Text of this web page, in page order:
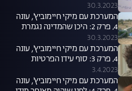
30.3.2023
המערכת עם מיקי חיימוביץ', עונה
4, פרק 2: היכן שהמדינה נגמרת
30.3.2023
המערכת עם מיקי חיימוביץ', עונה
4, פרק 3: סוף עידן הפרטיות
3.4.2023
המערכת עם מיקי חיימוביץ', עונה